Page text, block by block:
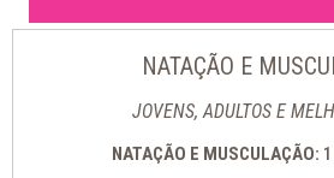
NATAÇÃO E
JOVENS, ADULTOS E
NATAÇÃO E MUSCULAÇÃO: